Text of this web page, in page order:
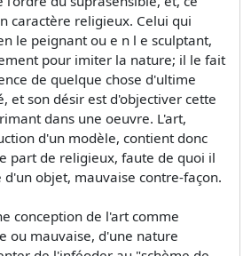
caractère religieux. Celui qui
le peignant ou e n l e sculptant,
pour imiter la nature; il le fait
de quelque chose d'ultime
et son désir est d'objectiver cette
dans une oeuvre. L'art,
d'un modèle, contient donc
part de religieux, faute de quoi il
d'un objet, mauvaise contre-façon.
conception de l'art comme
ou mauvaise, d'une nature